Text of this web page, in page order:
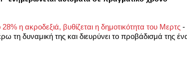
η ακροδεξιά, βυθίζεται η δημοτικότητα του Μερτς -
τη δυναμική της και διευρύνει το προβάδισμά της